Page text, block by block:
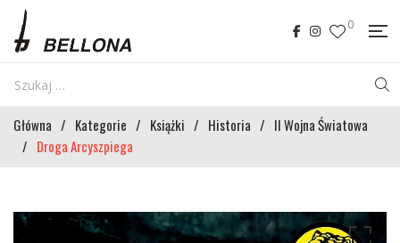
0
Główna / Kategorie / Książki / Historia / II Wojna Światowa
/ Droga Arcyszpiega